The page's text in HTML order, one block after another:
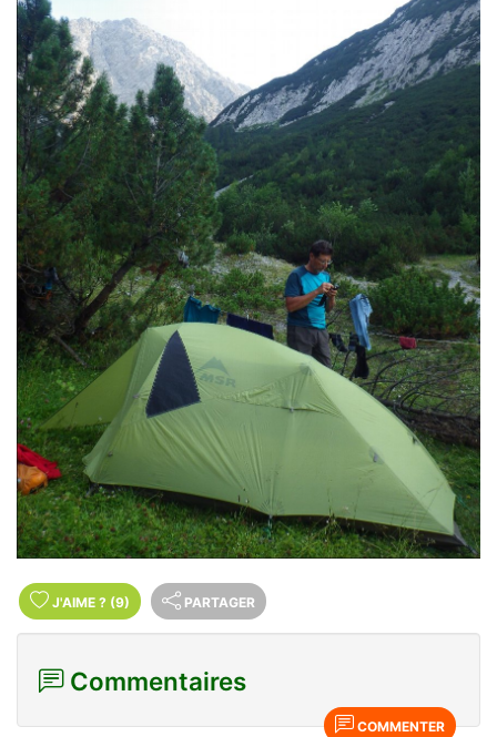
J'AIME ? (9) PARTAGER
Commentaires
COMMENTER